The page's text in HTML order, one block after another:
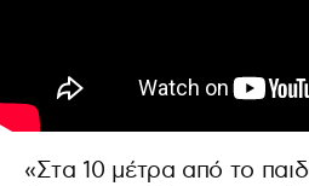
«Στα 10 μέτρα από το